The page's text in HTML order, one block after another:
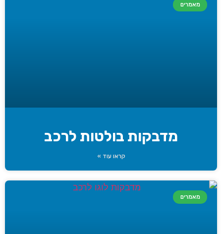
מאמרים
מדבקות בולטות לרכב
קראו עוד »
מאמרים